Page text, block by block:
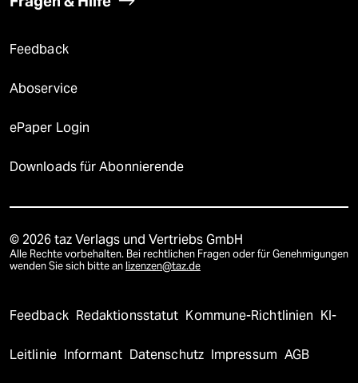
Feedback
Aboservice
ePaper Login
Downloads für Abonnierende
© 2026 taz Verlags und Vertriebs GmbH
Alle Rechte vorbehalten. Bei rechtlichen Fragen oder für Genehmigungen
wenden Sie sich bitte an lizenzen@taz.de
Feedback Redaktionsstatut Kommune-Richtlinien KI-
Leitlinie Informant Datenschutz Impressum AGB